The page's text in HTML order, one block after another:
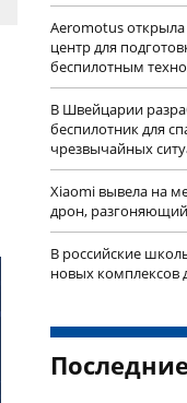
Aeromotus
центр для
беспилотным
В Швейцарии
беспилотник для
чрезвычайных
Xiaomi вывела на
дрон,
В российские
новых комплексов